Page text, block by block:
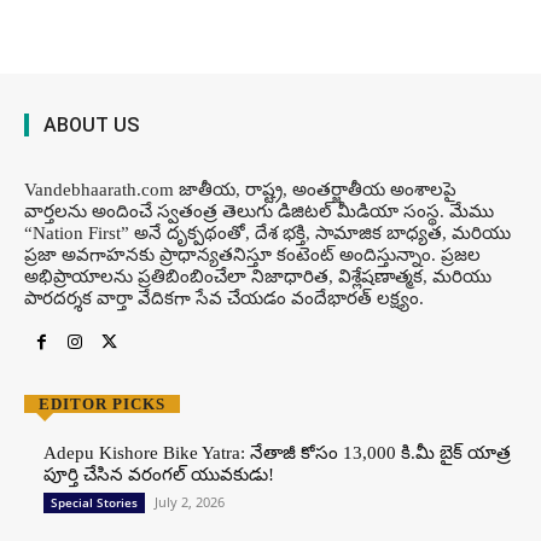
ABOUT US
Vandebhaarath.com జాతీయ, రాష్ట్ర, అంతర్జాతీయ అంశాలపై
వార్తలను అందించే స్వతంత్ర తెలుగు డిజిటల్ మీడియా సంస్థ. మేము
“Nation First” అనే దృక్పథంతో, దేశ భక్తి, సామాజిక బాధ్యత, మరియు
ప్రజా అవగాహనకు ప్రాధాన్యతనిస్తూ కంటెంట్ అందిస్తున్నాం. ప్రజల
అభిప్రాయాలను ప్రతిబింబించేలా నిజాధారిత, విశ్లేషణాత్మక, మరియు
పారదర్శక వార్తా వేదికగా సేవ చేయడం వందేభార‌త్ ల‌క్ష్యం.
EDITOR PICKS
Adepu Kishore Bike Yatra: నేతాజీ కోసం 13,000 కి.మీ బైక్ యాత్ర
పూర్తి చేసిన వరంగల్ యువకుడు!
Special Stories July 2, 2026